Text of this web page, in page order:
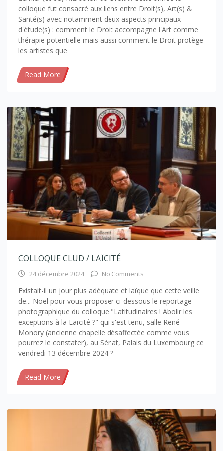
colloque fut consacré aux liens entre Droit(s), Art(s) &
Santé(s) avec notamment deux aspects principaux
d'étude(s) : comment le Droit accompagne l'Art comme
thérapie potentielle mais aussi comment le Droit protège
les artistes que
Read More
COLLOQUE CLUD / LAÏCITÉ
24 décembre 2024 No Comments
Existait-il un jour plus adéquate et laïque que cette veille
de... Noël pour vous proposer ci-dessous le reportage
photographique du colloque "Latitudinaires ! Abolir les
exceptions à la Laïcité ?" qui s'est tenu, salle René
Monory (ancienne chapelle désaffectée comme vous
pourrez le constater), au Sénat, Palais du Luxembourg ce
vendredi 13 décembre 2024 ?
Read More